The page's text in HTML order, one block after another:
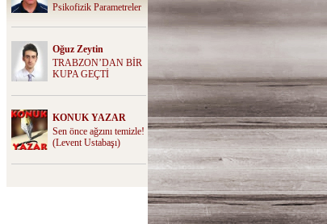
Psikofizik Parametreler
Oğuz Zeytin
TRABZON’DAN BİR
KUPA GEÇTİ
KONUK YAZAR
Sen önce ağzını temizle!
(Levent Ustabaşı)